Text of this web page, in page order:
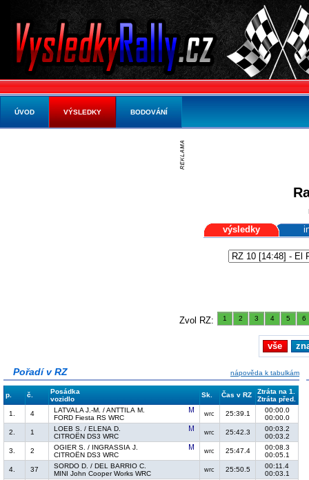
výsledky
Zvol RZ: 1 2 3 4 5 6
vše
Pořadí v RZ nápověda k tabulkám
p. č.
Posádka
vozidlo
Sk. Čas v RZ
Ztráta na 1.
Ztráta před.
1.
4
LATVALA J.-M. / ANTTILA M.
FORD Fiesta RS WRC
wrc 25:39.1
00:00.0
00:00.0
2.
1
LOEB S. / ELENA D.
CITROËN DS3 WRC
wrc 25:42.3
00:03.2
00:03.2
3.
2
OGIER S. / INGRASSIA J.
CITROËN DS3 WRC
wrc 25:47.4
00:08.3
00:05.1
4.
37
SORDO D. / DEL BARRIO C.
MINI John Cooper Works WRC
wrc 25:50.5
00:11.4
00:03.1
ÚVOD VÝSLEDKY BODOVÁNÍ